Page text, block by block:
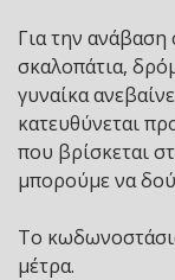
Για την
σκαλοπάτια,
γυναίκα
κατευθύνεται
που βρίσκεται
μπορούμε να
Το
μέτρα.